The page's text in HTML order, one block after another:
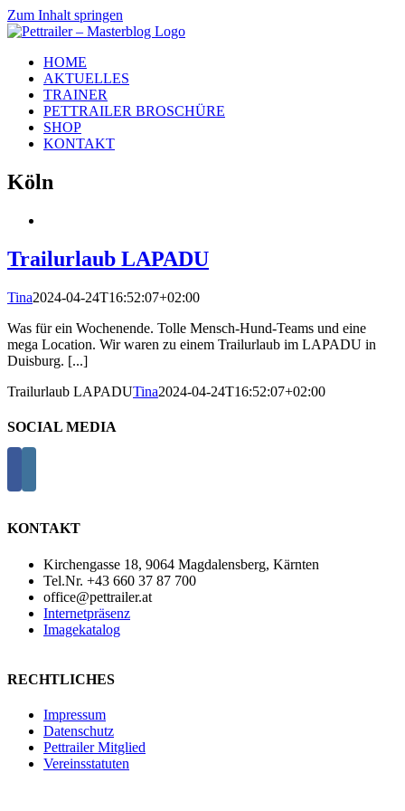
Zum Inhalt springen
HOME
AKTUELLES
TRAINER
PETTRAILER BROSCHÜRE
SHOP
KONTAKT
Köln
Trailurlaub LAPADU
Tina2024-04-24T16:52:07+02:00
Was für ein Wochenende. Tolle Mensch-Hund-Teams und eine
mega Location. Wir waren zu einem Trailurlaub im LAPADU in
Duisburg. [...]
Trailurlaub LAPADUTina2024-04-24T16:52:07+02:00
SOCIAL MEDIA
KONTAKT
Kirchengasse 18, 9064 Magdalensberg, Kärnten
Tel.Nr. +43 660 37 87 700
office@pettrailer.at
Internetpräsenz
Imagekatalog
RECHTLICHES
Impressum
Datenschutz
Pettrailer Mitglied
Vereinsstatuten